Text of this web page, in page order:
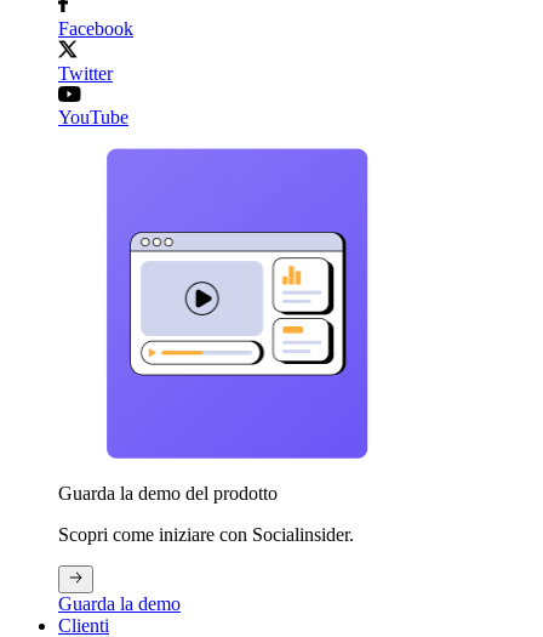
Facebook
Twitter
YouTube
Guarda la demo del prodotto
Scopri come iniziare con Socialinsider.
Guarda la demo
Clienti